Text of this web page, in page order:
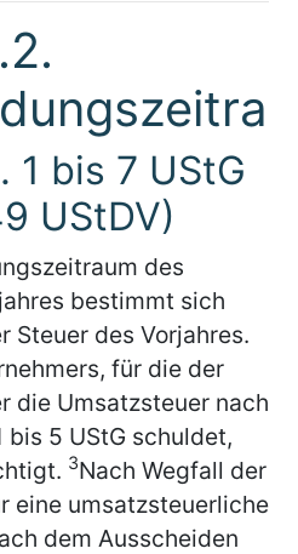
1 bis 7 UStG
UStDV)
des
bestimmt sich
Steuer des Vorjahres.
für die der
die Umsatzsteuer nach
bis 5 UStG schuldet,
3Nach Wegfall der
eine umsatzsteuerliche
dem Ausscheiden